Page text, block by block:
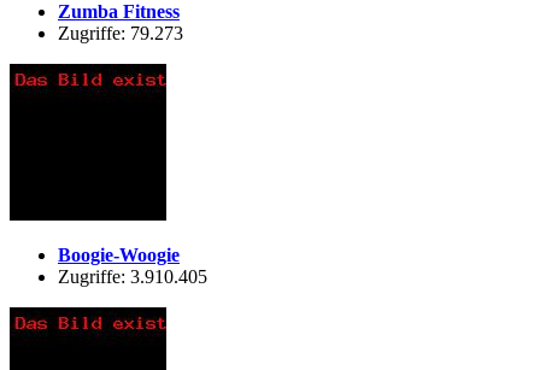
Zumba Fitness
Zugriffe: 79.273
Boogie-Woogie
Zugriffe: 3.910.405